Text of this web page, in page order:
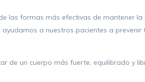
las formas más efectivas de mantener
, ayudamos a nuestros pacientes a
de un cuerpo más fuerte, equilibrado y